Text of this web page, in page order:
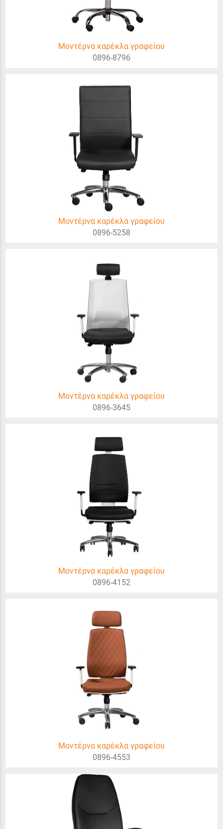
Μοντέρνα καρέκλα γραφείου
0896-8796
Μοντέρνα καρέκλα γραφείου
0896-5258
Μοντέρνα καρέκλα γραφείου
0896-3645
Μοντέρνα καρέκλα γραφείου
0896-4152
Μοντέρνα καρέκλα γραφείου
0896-4553